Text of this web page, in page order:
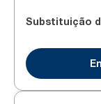
Substituição